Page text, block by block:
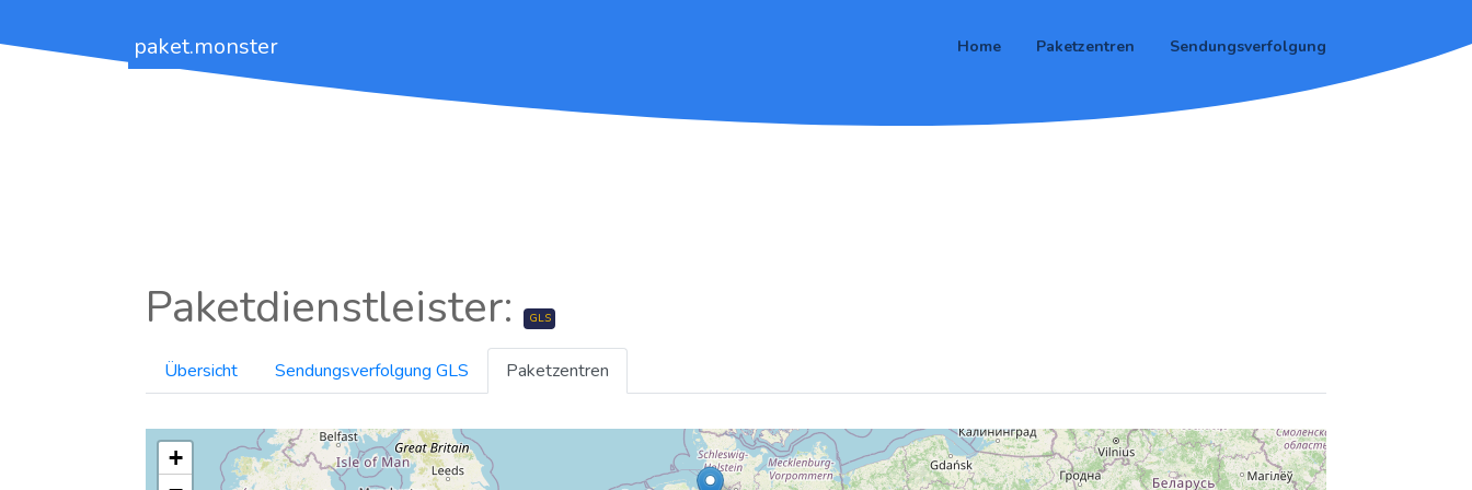
paket.monster Home Paketzentren Sendungsverfolgung
Paketdienstleister: GLS
Übersicht Sendungsverfolgung GLS Paketzentren
+